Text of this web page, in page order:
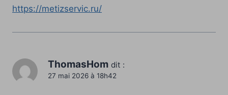
https://metizservic.ru/
ThomasHom dit :
27 mai 2026 à 18h42